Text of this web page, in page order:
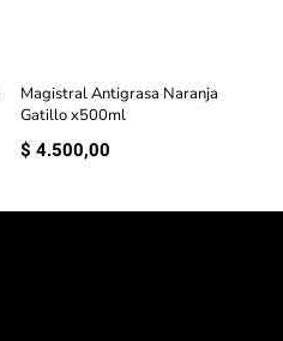
Magistral Antigrasa Naranja
Gatillo x500ml
$ 4.500,00